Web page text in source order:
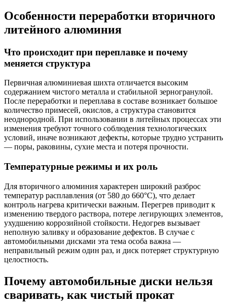
Особенности переработки вторичного
литейного алюминия
Что происходит при переплавке и почему
меняется структура
Первичная алюминиевая шихта отличается высоким
содержанием чистого металла и стабильной зерногранулой.
После переработки и переплава в составе возникает большое
количество примесей, окислов, а структура становится
неоднородной. При использовании в литейных процессах эти
изменения требуют точного соблюдения технологических
условий, иначе возникают дефекты, которые трудно устранить
— поры, раковины, сухие места и потеря прочности.
Температурные режимы и их роль
Для вторичного алюминия характерен широкий разброс
температур расплавления (от 580 до 660°C), что делает
контроль нагрева критически важным. Перегрев приводит к
изменению твердого раствора, потере легирующих элементов,
ухудшению коррозийной стойкости. Недогрев вызывает
неполную заливку и образование дефектов. В случае с
автомобильными дисками эта тема особа важна —
неправильный режим один раз, и диск потеряет структурную
целостность.
Почему автомобильные диски нельзя
сваривать, как чистый прокат